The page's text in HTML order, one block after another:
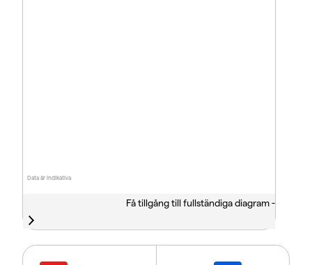
Data är indikativa
Få tillgång till fullständiga diagram -